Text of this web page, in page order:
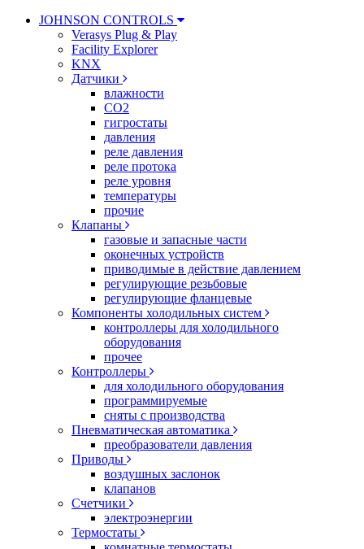
JOHNSON CONTROLS
Verasys Plug & Play
Facility Explorer
KNX
Датчики
влажности
CO2
гигростаты
давления
реле давления
реле протока
реле уровня
температуры
прочие
Клапаны
газовые и запасные части
оконечных устройств
приводимые в действие давлением
регулирующие резьбовые
регулирующие фланцевые
Компоненты холодильных систем
контроллеры для холодильного
оборудования
прочее
Контроллеры
для холодильного оборудования
программируемые
сняты с производства
Пневматическая автоматика
преобразователи давления
Приводы
воздушных заслонок
клапанов
Счетчики
электроэнергии
Термостаты